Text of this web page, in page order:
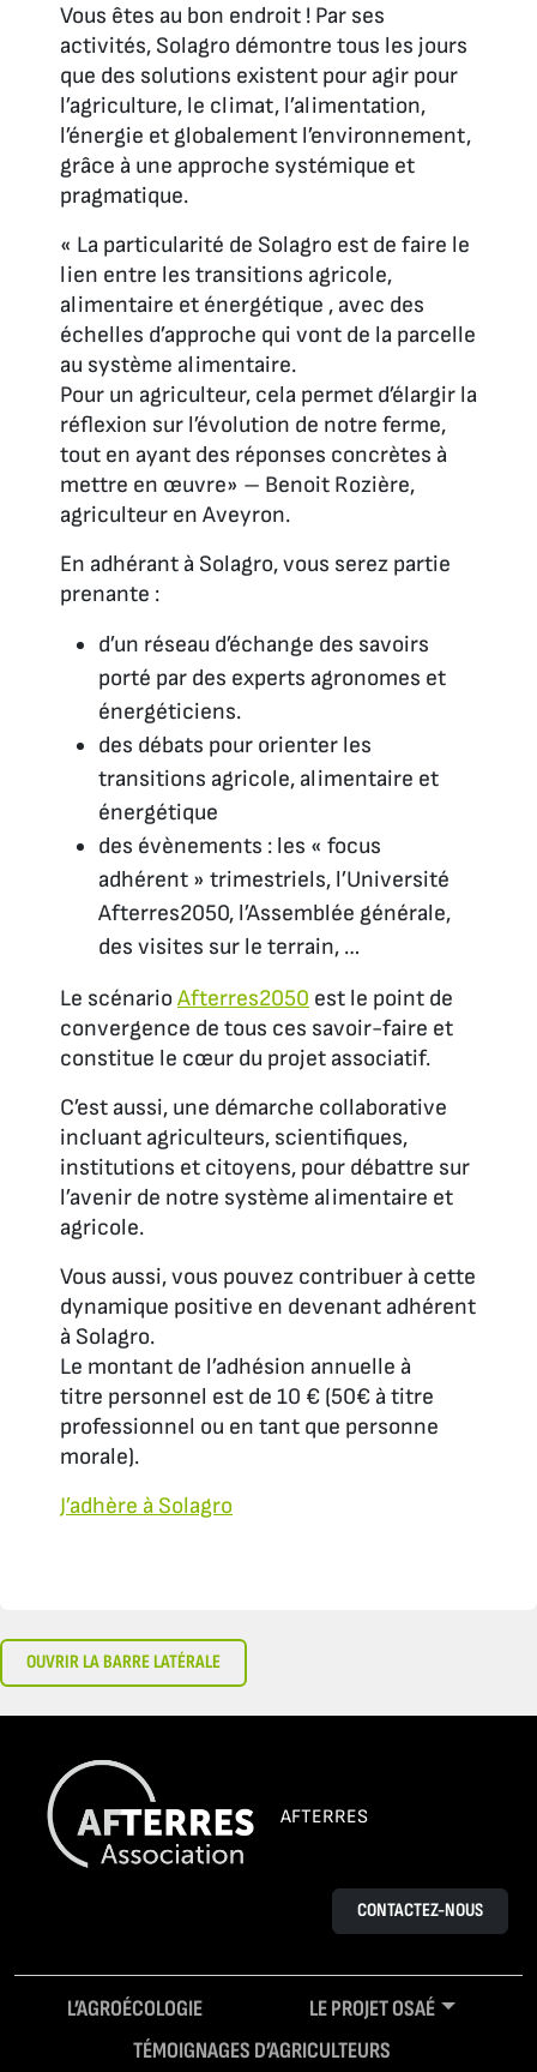
Vous êtes au bon endroit ! Par ses
activités, Solagro démontre tous les jours
que des solutions existent pour agir pour
l’agriculture, le climat, l’alimentation,
l’énergie et globalement l’environnement,
grâce à une approche systémique et
pragmatique.
« La particularité de Solagro est de faire le
lien entre les transitions agricole,
alimentaire et énergétique , avec des
échelles d’approche qui vont de la parcelle
au système alimentaire.
Pour un agriculteur, cela permet d’élargir la
réflexion sur l’évolution de notre ferme,
tout en ayant des réponses concrètes à
mettre en œuvre» – Benoit Rozière,
agriculteur en Aveyron.
En adhérant à Solagro, vous serez partie
prenante :
d’un réseau d’échange des savoirs
porté par des experts agronomes et
énergéticiens.
des débats pour orienter les
transitions agricole, alimentaire et
énergétique
des évènements : les « focus
adhérent » trimestriels, l’Université
Afterres2050, l’Assemblée générale,
des visites sur le terrain, …
Le scénario Afterres2050 est le point de
convergence de tous ces savoir-faire et
constitue le cœur du projet associatif.
C’est aussi, une démarche collaborative
incluant agriculteurs, scientifiques,
institutions et citoyens, pour débattre sur
l’avenir de notre système alimentaire et
agricole.
Vous aussi, vous pouvez contribuer à cette
dynamique positive en devenant adhérent
à Solagro.
Le montant de l’adhésion annuelle à
titre personnel est de 10 € (50€ à titre
professionnel ou en tant que personne
morale).
J’adhère à Solagro
OUVRIR LA BARRE LATÉRALE
AFTERRES
CONTACTEZ-NOUS
L’AGROÉCOLOGIE
LE PROJET OSAÉ
TÉMOIGNAGES D’AGRICULTEURS